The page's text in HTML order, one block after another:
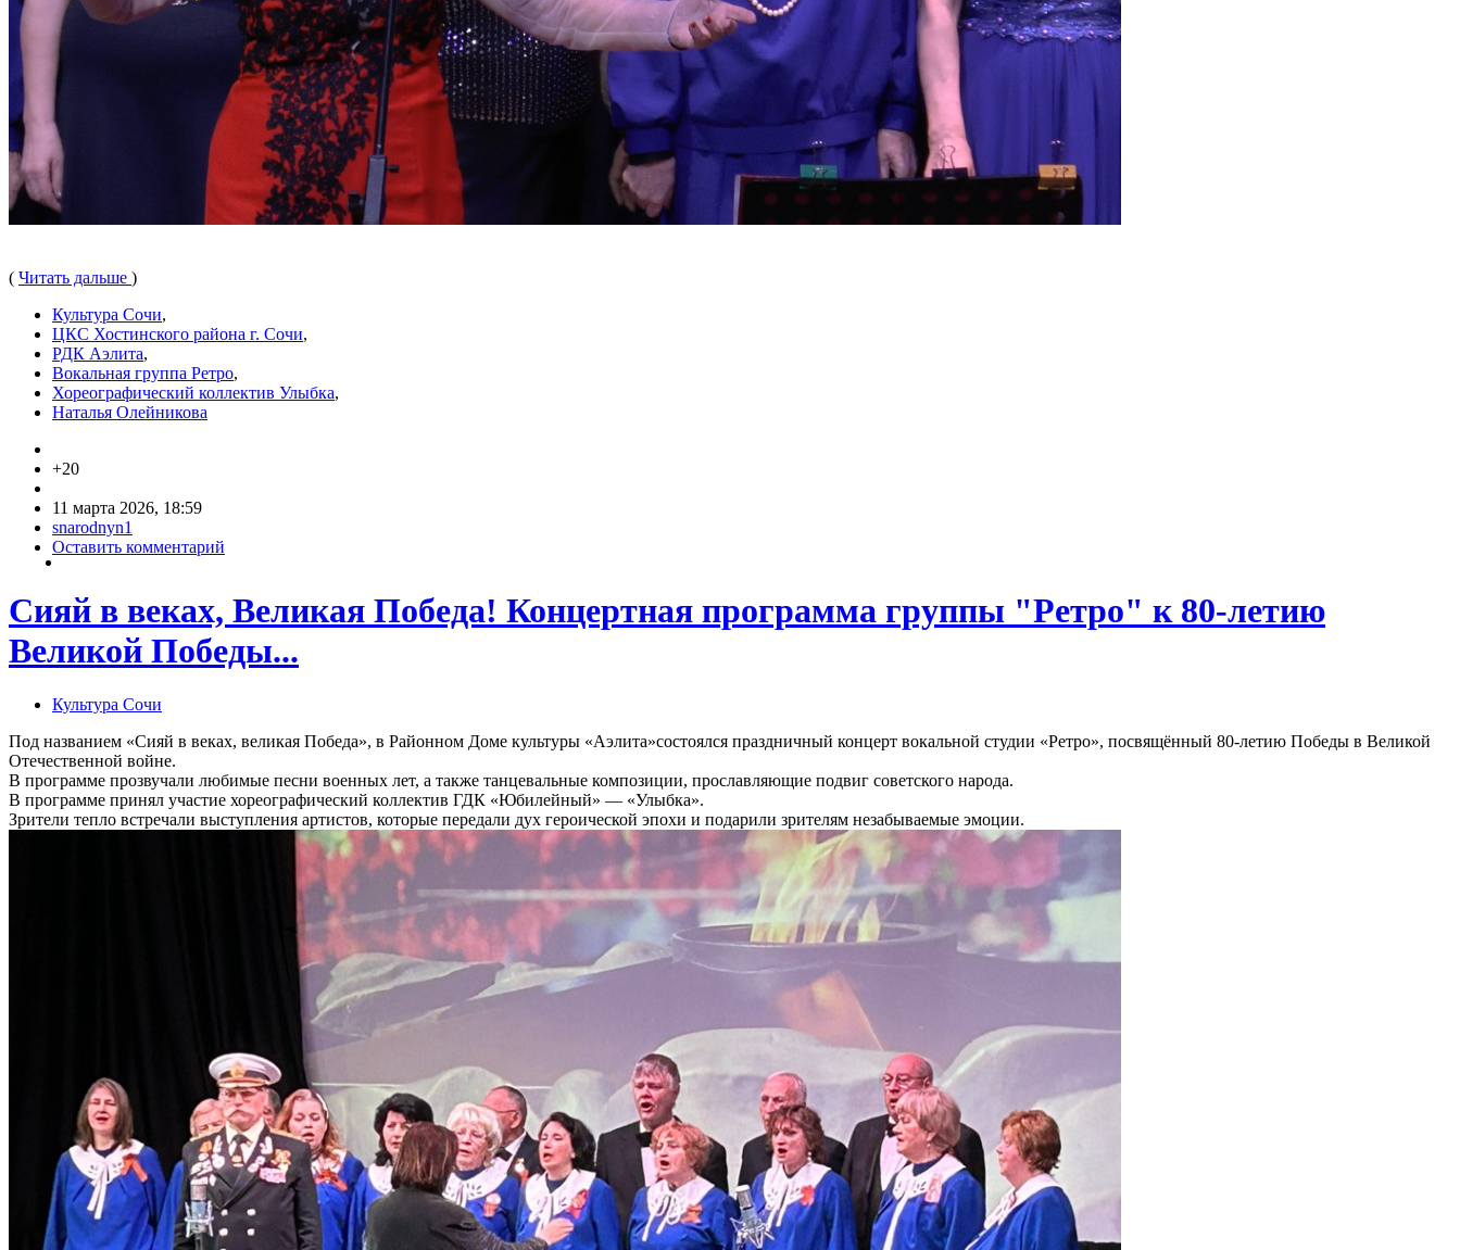
( Читать дальше )
Культура Сочи,
ЦКС Хостинского района г. Сочи,
РДК Аэлита,
Вокальная группа Ретро,
Хореографический коллектив Улыбка,
Наталья Олейникова
+20
11 марта 2026, 18:59
snarodnyn1
Оставить комментарий
Сияй в веках, Великая Победа! Концертная программа группы "Ретро" к 80-летию
Великой Победы...
Культура Сочи
Под названием «Сияй в веках, великая Победа», в Районном Доме культуры «Аэлита»состоялся праздничный концерт вокальной студии «Ретро», посвящённый 80-летию Победы в Великой
Отечественной войне.
В программе прозвучали любимые песни военных лет, а также танцевальные композиции, прославляющие подвиг советского народа.
В программе принял участие хореографический коллектив ГДК «Юбилейный» — «Улыбка».
Зрители тепло встречали выступления артистов, которые передали дух героической эпохи и подарили зрителям незабываемые эмоции.